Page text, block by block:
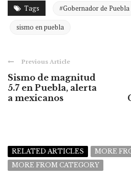
Tags #Gobernador de Puebla
sismo en puebla
Previous Article
Sismo de magnitud
5.7 en Puebla, alerta
a mexicanos
RELATED ARTICLES
MORE
MORE FROM CATEGORY